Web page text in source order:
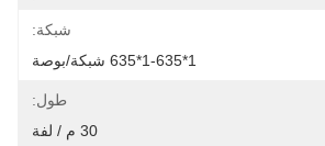
شبكة:
طول:
30 م / لفة